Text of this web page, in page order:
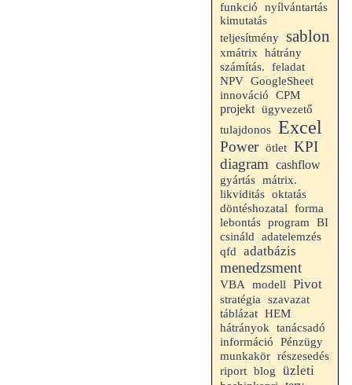
funkció
nyílvántartás
kimutatás
teljesítmény sablon
xmátrix hátrány
számítás.
feladat
NPV GoogleSheet
innováció
CPM
projekt ügyvezető
tulajdonos Excel
Power ötlet KPI
diagram cashflow
gyártás mátrix.
likviditás oktatás
döntéshozatal
forma
lebontás program
BI
csináld
adatelemzés
qfd
adatbázis
menedzsment
VBA modell Pivot
stratégia
szavazat
táblázat HEM
hátrányok
tanácsadó
információ
Pénzügy
munkakör részesedés
riport blog üzleti